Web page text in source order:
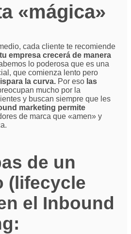
«mágica»
cada cliente te recomiende
tu empresa crecerá de manera
lo poderosa que es una
que comienza lento pero
la curva.Por eso las
mucho por la
y buscan siempre que les
marketing permite
de marca que «amen» y
de un
(lifecycle
el Inbound